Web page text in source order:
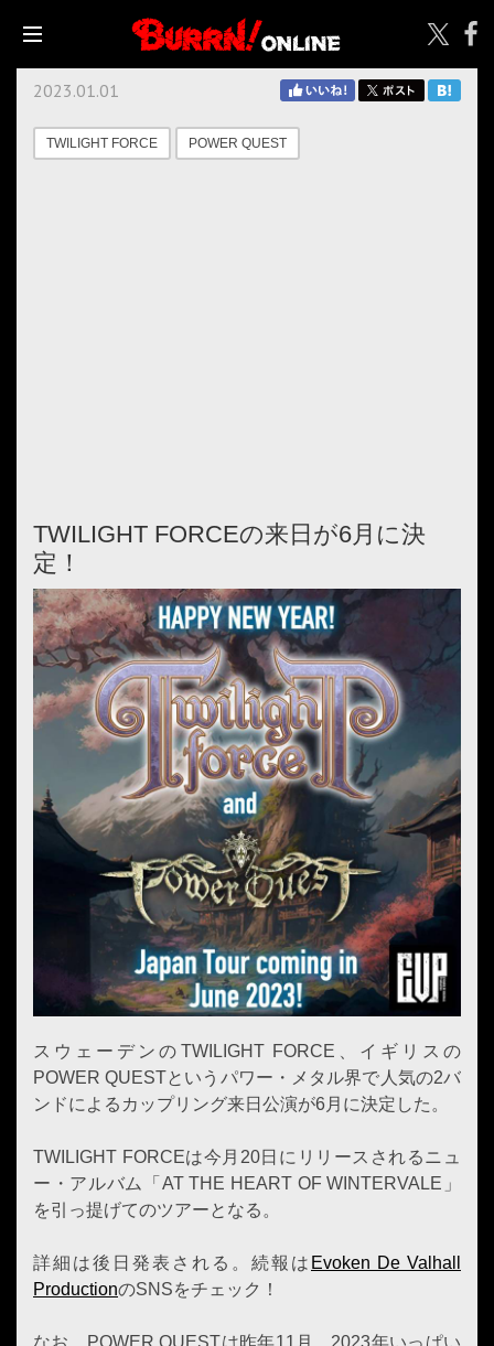
2023.01.01
TWILIGHT FORCE POWER QUEST
TWILIGHT FORCEの来日が6月に決
定！
スウェーデンのTWILIGHT FORCE、イギリスの
POWER QUESTというパワー・メタル界で人気の2バ
ンドによるカップリング来日公演が6月に決定した。
TWILIGHT FORCEは今月20日にリリースされるニュ
ー・アルバム「AT THE HEART OF WINTERVALE」
を引っ提げてのツアーとなる。
詳細は後日発表される。続報は Evoken De Valhall
ProductionのSNSをチェック！
なお、POWER QUESTは昨年11月、2023年いっぱい